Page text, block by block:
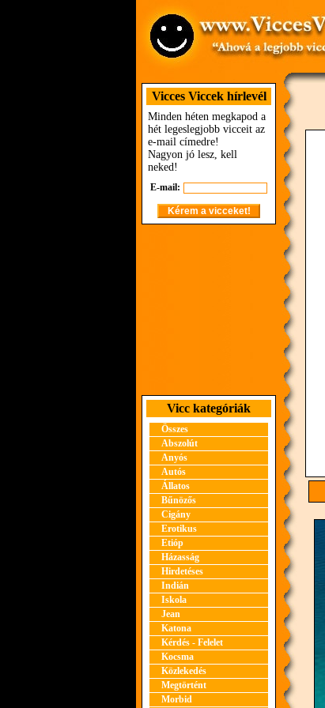
Vicces Viccek hírlevél
Minden héten megkapod a
hét legeslegjobb vicceit az
e-mail címedre!
Nagyon jó lesz, kell
neked!
E-mail:
Vicc kategóriák
Összes
Abszolút
Anyós
Autós
Állatos
Bűnözős
Cigány
Erotikus
Etióp
Házasság
Hirdetéses
Indián
Iskola
Jean
Katona
Kérdés - Felelet
Kocsma
Közlekedés
Megtörtént
Morbid